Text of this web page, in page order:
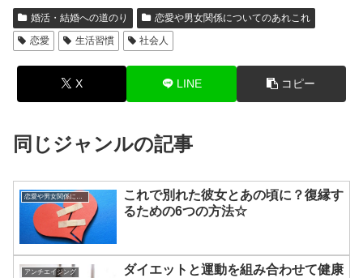
婚活・結婚への道のり
恋愛や男女関係についてのあれこれ
恋愛
生活習慣 社会人
X LINE コピー
同じジャンルの記事
恋愛や男女関係についてのあれこれ
これで別れた彼女とあの頃に？復縁す
るための6つの方法☆
アンチエイジング
ダイエットと運動を組み合わせて健康